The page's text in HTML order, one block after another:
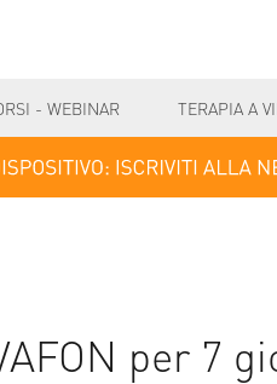
- WEBINAR TERAPIA A
per 7